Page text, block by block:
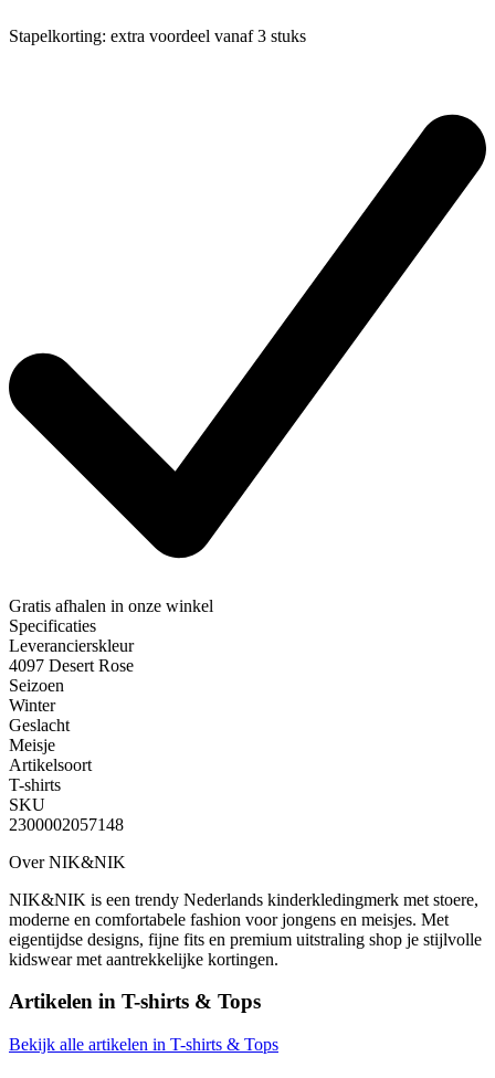
Stapelkorting: extra voordeel vanaf 3 stuks
Gratis afhalen in onze winkel
Specificaties
Leverancierskleur
4097 Desert Rose
Seizoen
Winter
Geslacht
Meisje
Artikelsoort
T-shirts
SKU
2300002057148
Over NIK&NIK
NIK&NIK is een trendy Nederlands kinderkledingmerk met stoere,
moderne en comfortabele fashion voor jongens en meisjes. Met
eigentijdse designs, fijne fits en premium uitstraling shop je stijlvolle
kidswear met aantrekkelijke kortingen.
Artikelen in T-shirts & Tops
Bekijk alle artikelen in T-shirts & Tops